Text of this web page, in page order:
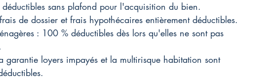
sans plafond pour l'acquisition du bien.
de dossier et frais hypothécaires entièrement déductibles.
: 100 % déductibles dès lors qu'elles ne sont pas
garantie loyers impayés et la multirisque habitation sont